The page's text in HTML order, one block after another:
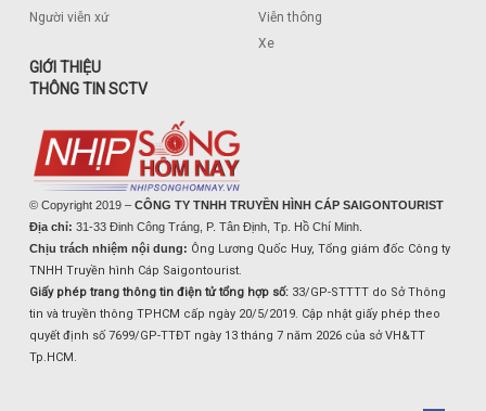
Người viễn xứ
Viễn thông
Xe
GIỚI THIỆU
THÔNG TIN SCTV
© Copyright 2019 – CÔNG TY TNHH TRUYỀN HÌNH CÁP SAIGONTOURIST
Địa chỉ: 31-33 Đinh Công Tráng, P. Tân Định, Tp. Hồ Chí Minh.
Chịu trách nhiệm nội dung: Ông Lương Quốc Huy, Tổng giám đốc Công ty
TNHH Truyền hình Cáp Saigontourist.
Giấy phép trang thông tin điện tử tổng hợp số: 33/GP-STTTT do Sở Thông
tin và truyền thông TPHCM cấp ngày 20/5/2019. Cập nhật giấy phép theo
quyết định số 7699/GP-TTĐT ngày 13 tháng 7 năm 2026 của sở VH&TT
Tp.HCM.